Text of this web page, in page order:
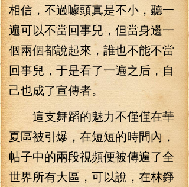
相信，不過噱頭真是不小，聽一
遍可以不當回事兒，但當身邊一
個兩個都說起來，誰也不能不當
回事兒，于是看了一遍之后，自
己也成了宣傳者。
這支舞蹈的魅力不僅僅在華
夏區被引爆，在短短的時間內，
帖子中的兩段視頻便被傳遍了全
世界所有大區，可以說，在林錚